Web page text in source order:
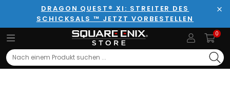
DRAGON QUEST® XI: STREITER DES
SCHICKSALS ™ JETZT VORBESTELLEN
0
Search